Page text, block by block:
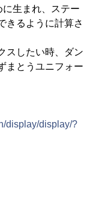
生まれ、ステー
きるように計算さ
スしたい時、ダン
まとうユニフォー
display/display/?